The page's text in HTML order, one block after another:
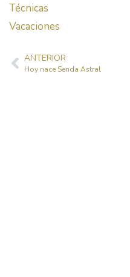
Técnicas
Vacaciones
ANTERIOR
Hoy nace Senda Astral